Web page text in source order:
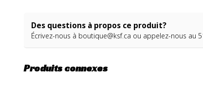
Des questions à propos ce produit?
Écrivez-nous à boutique@ksf.ca ou appelez-nous au
Produits connexes